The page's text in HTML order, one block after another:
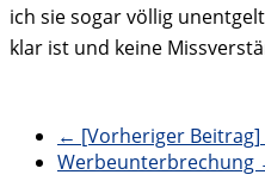
ich sie sogar völlig
klar ist und keine
← [Vorheriger Beitrag]
Werbeunterbrechung